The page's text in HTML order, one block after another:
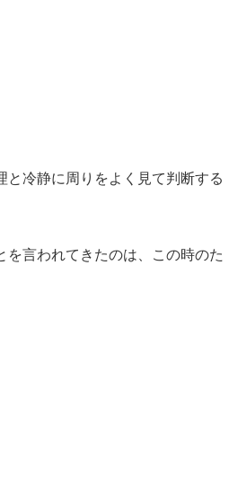
と冷静に周りをよく見て判断する
を言われてきたのは、この時のた